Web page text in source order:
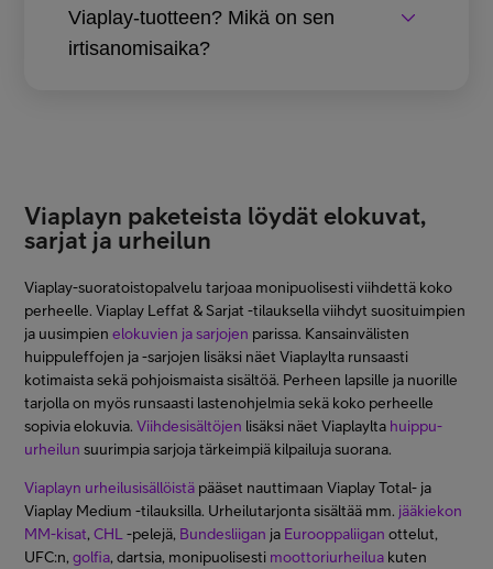
Viaplay-tuotteen? Mikä on sen
irtisanomisaika?
Viaplayn paketeista löydät elokuvat,
sarjat ja urheilun
Viaplay-suoratoistopalvelu tarjoaa monipuolisesti viihdettä koko
perheelle. Viaplay Leffat & Sarjat -tilauksella viihdyt suosituimpien
ja uusimpienelokuvien ja sarjojen parissa. Kansainvälisten
huippuleffojen ja -sarjojen lisäksi näet Viaplaylta runsaasti
kotimaista sekä pohjoismaista sisältöä. Perheen lapsille ja nuorille
tarjolla on myös runsaasti lastenohjelmia sekä koko perheelle
sopivia elokuvia.Viihdesisältöjen lisäksi näet Viaplaylta huippu-
urheilun suurimpia sarjoja tärkeimpiä kilpailuja suorana.
Viaplayn urheilusisällöistä pääset nauttimaan Viaplay Total- ja
Viaplay Medium -tilauksilla. Urheilutarjonta sisältää mm. jääkiekon
MM-kisat,CHL-pelejä, Bundesliigan ja Eurooppaliigan ottelut,
UFC:n,golfia, dartsia, monipuolisesti moottoriurheilua kuten